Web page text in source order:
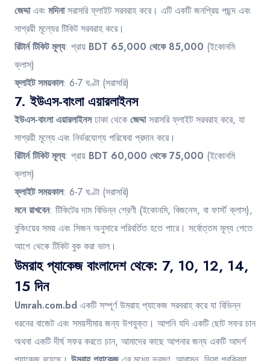
জেদ্দাএবং মদিনাসরাসরি ফ্লাইট সরবরাহ করে। এটি একটি জনপ্রিয় পছন্দ এবং
সাশ্রয়ী মূল্যের টিকিট সরবরাহ করে।
রিটার্ন টিকিট মূল্য: প্রায় BDT 65,000 থেকে 85,000 (ইকোনমি
ক্লাস)
ফ্লাইট সময়কাল: 6-7 ঘণ্টা (সরাসরি)
7.ইউএস-বাংলা এয়ারলাইনস
ইউএস-বাংলা এয়ারলাইনসঢাকা থেকে জেদ্দাসরাসরি ফ্লাইট সরবরাহ করে, যা
সাশ্রয়ী মূল্যে এবং নির্ভরযোগ্য পরিষেবা প্রদান করে।
রিটার্ন টিকিট মূল্য: প্রায় BDT 60,000 থেকে 75,000 (ইকোনমি
ক্লাস)
ফ্লাইট সময়কাল: 6-7 ঘণ্টা (সরাসরি)
মনে রাখবেন: টিকিটের দাম বিভিন্ন শ্রেণী (ইকোনমি, বিজনেস, বা ফার্স্ট ক্লাস),
বুকিংয়ের সময় এবং সিজন অনুসারে পরিবর্তিত হতে পারে। সর্বোত্তম মূল্য পেতে
আগে থেকে টিকিট বুক করা ভাল।
উমরাহ প্যাকেজ বাংলাদেশ থেকে: 7, 10, 12, 14,
15 দিন
Umrah.com.bd একটি সম্পূর্ণ উমরাহ প্যাকেজ সরবরাহ করে যা বিভিন্ন
ধরনের বাজেট এবং সময়সীমার জন্য উপযুক্ত। আপনি যদি একটি ছোট সফর চান
অথবা একটি দীর্ঘ সফর করতে চান, আমাদের কাছে আপনার জন্য একটি আদর্শ